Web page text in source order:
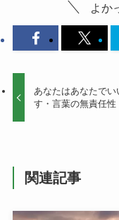
よか
あなたはあなたでい
す・言葉の無責任性
関連記事